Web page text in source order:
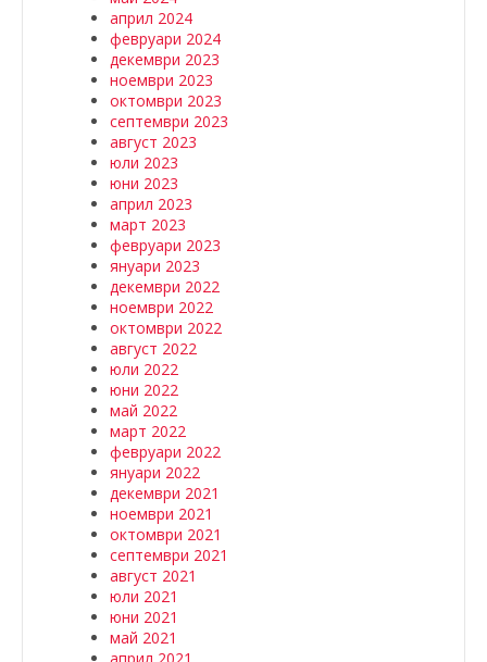
април 2024
февруари 2024
декември 2023
ноември 2023
октомври 2023
септември 2023
август 2023
юли 2023
юни 2023
април 2023
март 2023
февруари 2023
януари 2023
декември 2022
ноември 2022
октомври 2022
август 2022
юли 2022
юни 2022
май 2022
март 2022
февруари 2022
януари 2022
декември 2021
ноември 2021
октомври 2021
септември 2021
август 2021
юли 2021
юни 2021
май 2021